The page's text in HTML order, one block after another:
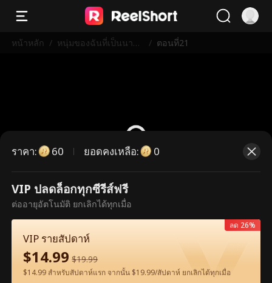
หน้าหลัก / หนุ่มของฉันที่เป็นนายพ
/ ตอนที่21
ตอนนี้เป็นตอนพรีเมียม กรุณาปลดล็อก
เพื่อรับชม
ราคา: 60 ยอดคงเหลือ: 0
VIP ปลดล็อกทุกซีรีส์ฟรี
ต่ออายุอัตโนมัติ ยกเลิกได้ทุกเมื่อ
VIP รายสัปดาห์
$14.99 $19.99
$14.99 สำหรับสัปดาห์แรก จากนั้น $19.99/สัปดาห์ ยกเลิกได้ทุกเมื่อ
ลด 26%